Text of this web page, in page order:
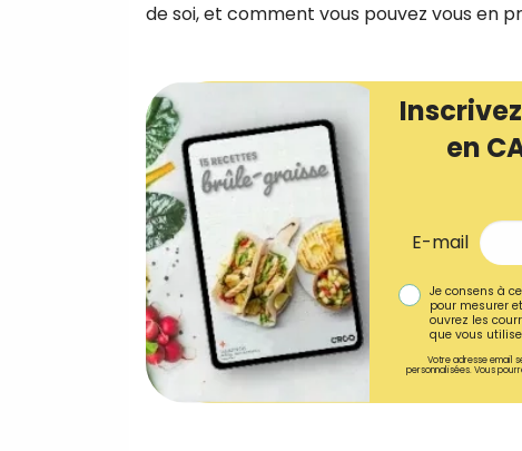
de soi, et comment vous pouvez vous en
en
E-mail
Je consens à
pour mesurer
ouvrez les
que vous
Votre adresse email
personnalisées. Vous